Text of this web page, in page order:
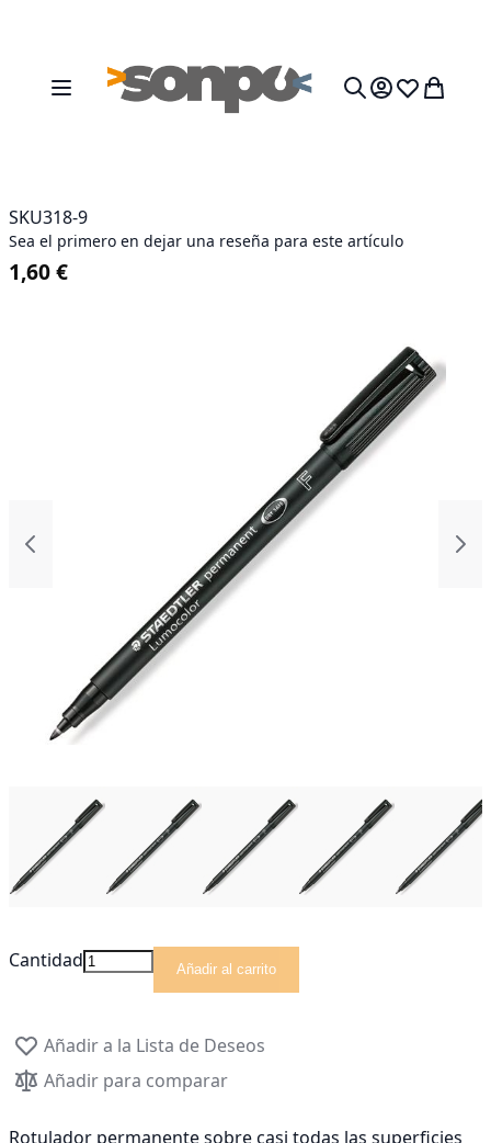
Toggle Nav Mi cesta
SKU318-9
Sea el primero en dejar una reseña para este artículo
1,60 €
Cantidad Añadir al carrito
Añadir a la Lista de Deseos
Añadir para comparar
Rotulador permanente sobre casi todas las superficies